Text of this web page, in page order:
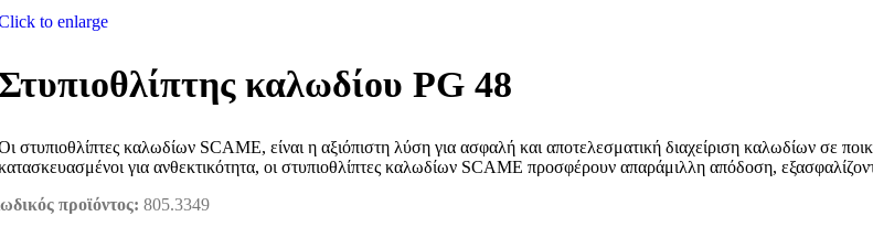
to enlarge
καλωδίου PG 48
στυπιοθλίπτες καλωδίων SCAME, είναι η αξιόπιστη λύση για ασφαλή και αποτελεσματική διαχείριση καλωδίων σε
για ανθεκτικότητα, οι στυπιοθλίπτες καλωδίων SCAME προσφέρουν απαράμιλλη απόδοση,
προϊόντος: 805.3349